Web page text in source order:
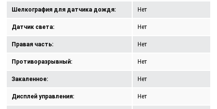
Шелкография для датчика дождя: Нет
Датчик света: Нет
Правая часть: Нет
Противоразрывный: Нет
Закаленное: Нет
Дисплей управления: Нет